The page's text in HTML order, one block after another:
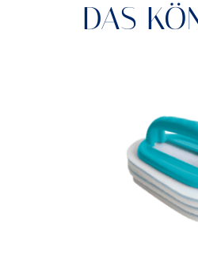
DAS